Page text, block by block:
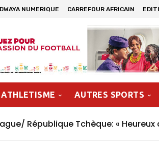
NUMERIQUE CARREFOUR AFRICAIN
ATHLETISME AUTRES SPORTS
République Tchèque: «
» Symbole de la renaissance de la